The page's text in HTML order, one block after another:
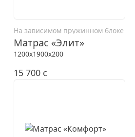
На зависимом пружинном блоке
Матрас «Элит»
1200x1900x200
15 700 c